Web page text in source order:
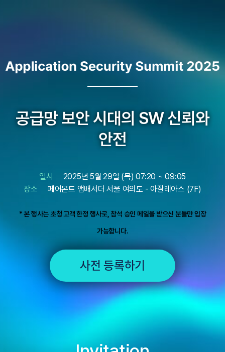
공급망 보안 시대의 SW 신뢰와
안전
일시
2025년 5월 29일 (목) 07:20 ~ 09:05
장소
페어몬트 앰배서더 서울 여의도 - 아잘레아스 (7F)
* 본 행사는 초청 고객 한정 행사로, 참석 승인 메일을 받으신 분들만 입장
가능합니다.
사전 등록하기